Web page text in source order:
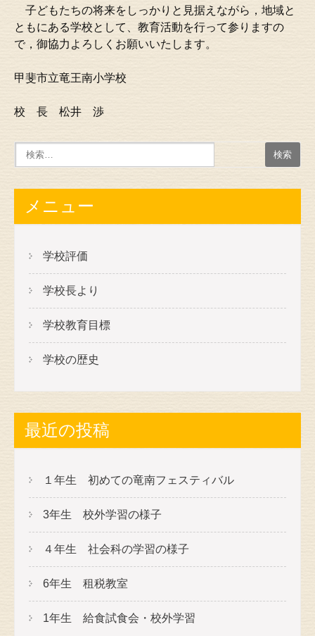
子どもたちの将来をしっかりと見据えながら，地域と
ともにある学校として、教育活動を行って参りますの
で，御協力よろしくお願いいたします。
甲斐市立竜王南小学校
校 長 松井 渉
メニュー
学校評価
学校長より
学校教育目標
学校の歴史
最近の投稿
１年生 初めての竜南フェスティバル
3年生 校外学習の様子
４年生 社会科の学習の様子
6年生 租税教室
1年生 給食試食会・校外学習